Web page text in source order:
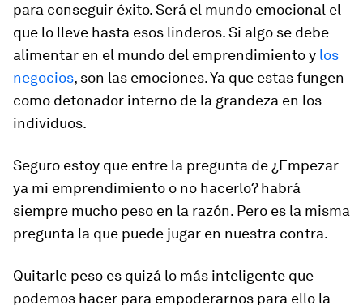
para conseguir éxito. Será el mundo emocional el
que lo lleve hasta esos linderos. Si algo se debe
alimentar en el mundo del emprendimiento y los
negocios, son las emociones. Ya que estas fungen
como detonador interno de la grandeza en los
individuos.
Seguro estoy que entre la pregunta de ¿Empezar
ya mi emprendimiento o no hacerlo? habrá
siempre mucho peso en la razón. Pero es la misma
pregunta la que puede jugar en nuestra contra.
Quitarle peso es quizá lo más inteligente que
podemos hacer para empoderarnos para ello la